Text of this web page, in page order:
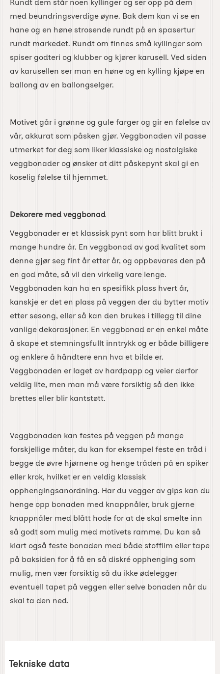
Rundt dem står noen kyllinger og ser opp på dem
med beundringsverdige øyne. Bak dem kan vi se en
hane og en høne strosende rundt på en spasertur
rundt markedet. Rundt om finnes små kyllinger som
spiser godteri og klubber og kjører karusell. Ved siden
av karusellen ser man en høne og en kylling kjøpe en
ballong av en ballongselger.
Motivet går i grønne og gule farger og gir en følelse av
vår, akkurat som påsken gjør. Veggbonaden vil passe
utmerket for deg som liker klassiske og nostalgiske
veggbonader og ønsker at ditt påskepynt skal gi en
koselig følelse til hjemmet.
Dekorere med veggbonad
Veggbonader er et klassisk pynt som har blitt brukt i
mange hundre år. En veggbonad av god kvalitet som
denne gjør seg fint år etter år, og oppbevares den på
en god måte, så vil den virkelig vare lenge.
Veggbonaden kan ha en spesifikk plass hvert år,
kanskje er det en plass på veggen der du bytter motiv
etter sesong, eller så kan den brukes i tillegg til dine
vanlige dekorasjoner. En veggbonad er en enkel måte
å skape et stemningsfullt inntrykk og er både billigere
og enklere å håndtere enn hva et bilde er.
Veggbonaden er laget av hardpapp og veier derfor
veldig lite, men man må være forsiktig så den ikke
brettes eller blir kantstøtt.
Veggbonaden kan festes på veggen på mange
forskjellige måter, du kan for eksempel feste en tråd i
begge de øvre hjørnene og henge tråden på en spiker
eller krok, hvilket er en veldig klassisk
opphengingsanordning. Har du vegger av gips kan du
henge opp bonaden med knappnåler, bruk gjerne
knappnåler med blått hode for at de skal smelte inn
så godt som mulig med motivets ramme. Du kan så
klart også feste bonaden med både stofflim eller tape
på baksiden for å få en så diskré opphenging som
mulig, men vær forsiktig så du ikke ødelegger
eventuell tapet på veggen eller selve bonaden når du
skal ta den ned.
Tekniske data